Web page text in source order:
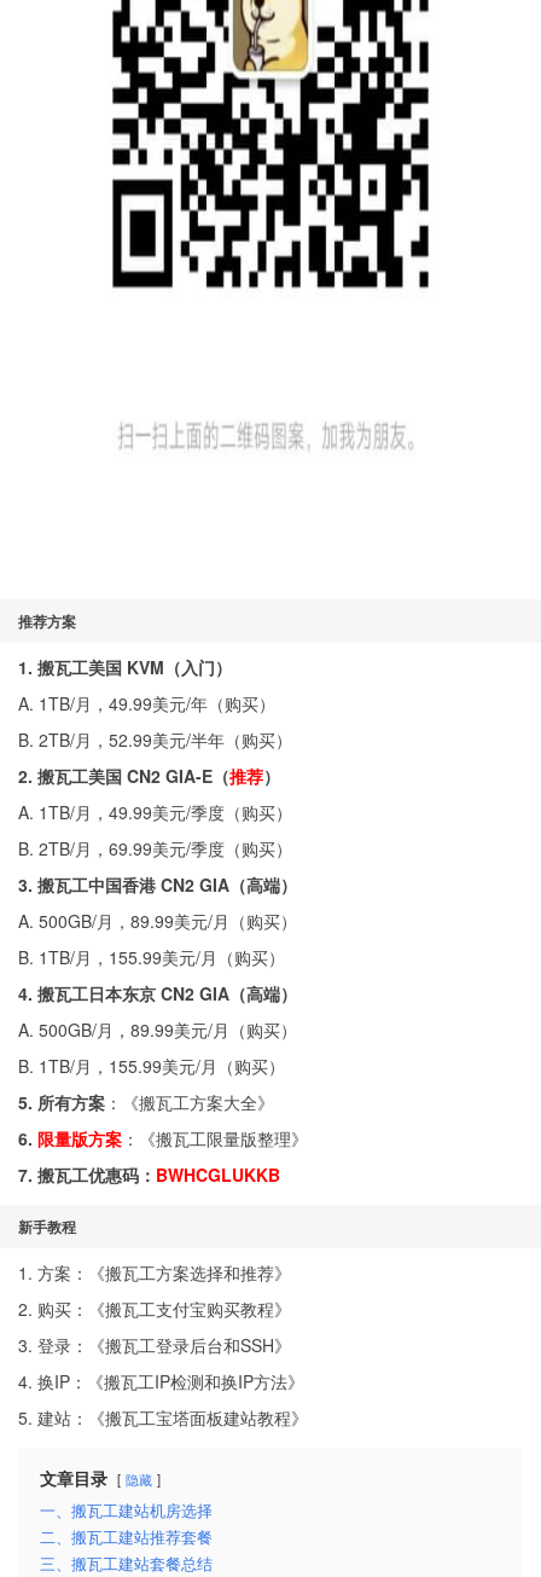
推荐方案
1. 搬瓦工美国 KVM（入门）
A. 1TB/月，49.99美元/年（购买）
B. 2TB/月，52.99美元/半年（购买）
2. 搬瓦工美国 CN2 GIA-E（推荐）
A. 1TB/月，49.99美元/季度（购买）
B. 2TB/月，69.99美元/季度（购买）
3. 搬瓦工中国香港 CN2 GIA（高端）
A. 500GB/月，89.99美元/月（购买）
B. 1TB/月，155.99美元/月（购买）
4. 搬瓦工日本东京 CN2 GIA（高端）
A. 500GB/月，89.99美元/月（购买）
B. 1TB/月，155.99美元/月（购买）
5. 所有方案 ：《搬瓦工方案大全》
6. 限量版方案 ：《搬瓦工限量版整理》
7. 搬瓦工优惠码： BWHCGLUKKB
新手教程
1. 方案：《搬瓦工方案选择和推荐》
2. 购买：《搬瓦工支付宝购买教程》
3. 登录：《搬瓦工登录后台和SSH》
4. 换IP：《搬瓦工IP检测和换IP方法》
5. 建站：《搬瓦工宝塔面板建站教程》
文章目录 隐藏
一、搬瓦工建站机房选择
二、搬瓦工建站推荐套餐
三、搬瓦工建站套餐总结